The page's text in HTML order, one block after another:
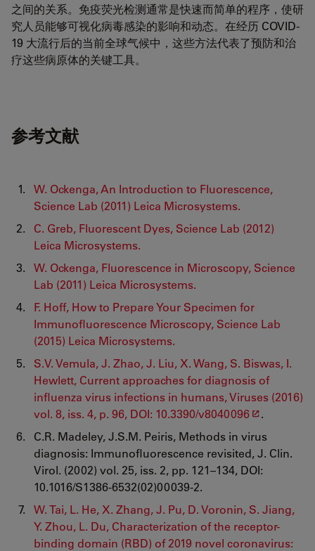
之间的关系。免疫荧光检测通常是快速而简单的程序，使研
究人员能够可视化病毒感染的影响和动态。在经历 COVID-
19 大流行后的当前全球气候中，这些方法代表了预防和治
疗这些病原体的关键工具。
参考文献
W. Ockenga, An Introduction to Fluorescence,
Science Lab (2011) Leica Microsystems.
C. Greb, Fluorescent Dyes, Science Lab (2012)
Leica Microsystems.
W. Ockenga, Fluorescence in Microscopy, Science
Lab (2011) Leica Microsystems.
F. Hoff, How to Prepare Your Specimen for
Immunofluorescence Microscopy, Science Lab
(2015) Leica Microsystems.
S.V. Vemula, J. Zhao, J. Liu, X. Wang, S. Biswas, I.
Hewlett, Current approaches for diagnosis of
influenza virus infections in humans, Viruses (2016)
vol. 8, iss. 4, p. 96, DOI: 10.3390/v8040096
.
C.R. Madeley, J.S.M. Peiris, Methods in virus
diagnosis: Immunofluorescence revisited, J. Clin.
Virol. (2002) vol. 25, iss. 2, pp. 121–134, DOI:
10.1016/S1386-6532(02)00039-2.
W. Tai, L. He, X. Zhang, J. Pu, D. Voronin, S. Jiang,
Y. Zhou, L. Du, Characterization of the receptor-
binding domain (RBD) of 2019 novel coronavirus: